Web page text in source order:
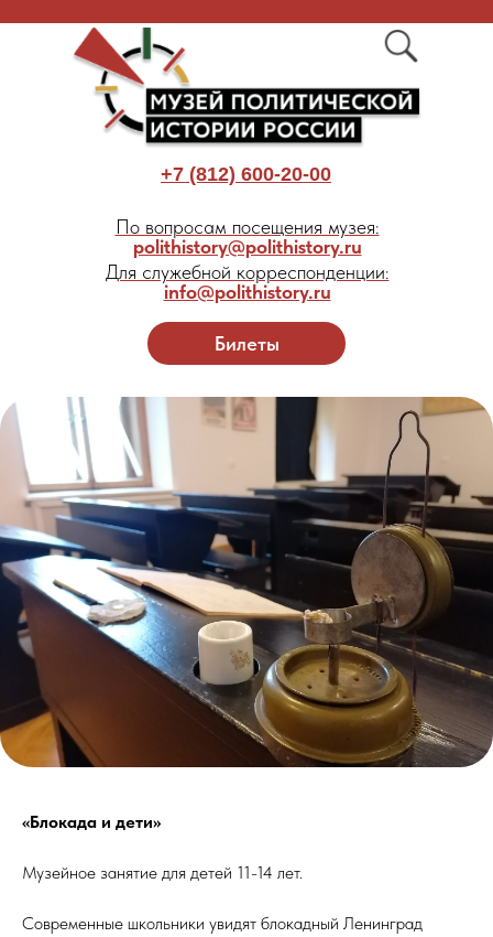
Билеты
+7 (812) 600-20-00
По вопросам посещения музея:
polithistory@polithistory.ru
Для служебной корреспонденции:
info@polithistory.ru
«Блокада и дети»
Музейное занятие для детей 11-14 лет.
Современные школьники увидят блокадный Ленинград